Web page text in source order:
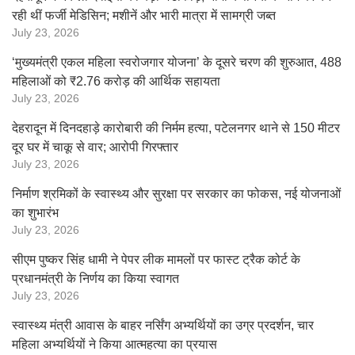
रही थीं फर्जी मेडिसिन; मशीनें और भारी मात्रा में सामग्री जब्त
July 23, 2026
‘मुख्यमंत्री एकल महिला स्वरोजगार योजना’ के दूसरे चरण की शुरुआत, 488
महिलाओं को ₹2.76 करोड़ की आर्थिक सहायता
July 23, 2026
देहरादून में दिनदहाड़े कारोबारी की निर्मम हत्या, पटेलनगर थाने से 150 मीटर
दूर घर में चाकू से वार; आरोपी गिरफ्तार
July 23, 2026
निर्माण श्रमिकों के स्वास्थ्य और सुरक्षा पर सरकार का फोकस, नई योजनाओं
का शुभारंभ
July 23, 2026
सीएम पुष्कर सिंह धामी ने पेपर लीक मामलों पर फास्ट ट्रैक कोर्ट के
प्रधानमंत्री के निर्णय का किया स्वागत
July 23, 2026
स्वास्थ्य मंत्री आवास के बाहर नर्सिंग अभ्यर्थियों का उग्र प्रदर्शन, चार
महिला अभ्यर्थियों ने किया आत्महत्या का प्रयास